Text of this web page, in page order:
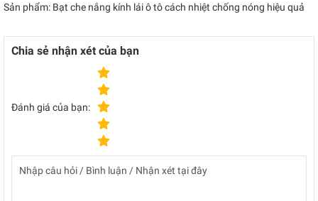
Sản phẩm: Bạt che nắng kính lái ô tô cách nhiệt chống nóng hiệu quả
Chia sẻ nhận xét của bạn
Đánh giá của bạn: